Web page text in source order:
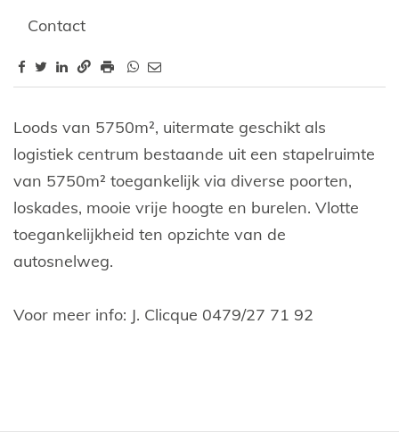
Contact
Omschrijving
Loods van 5750m², uitermate geschikt als
logistiek centrum bestaande uit een stapelruimte
van 5750m² toegankelijk via diverse poorten,
loskades, mooie vrije hoogte en burelen. Vlotte
toegankelijkheid ten opzichte van de
autosnelweg.
Voor meer info: J. Clicque 0479/27 71 92